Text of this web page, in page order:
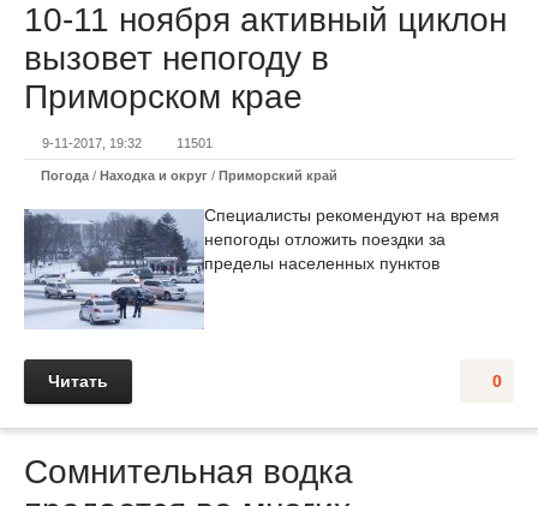
10-11 ноября активный циклон
вызовет непогоду в
Приморском крае
9-11-2017, 19:32 11501
Погода / Находка и округ / Приморский край
Специалисты рекомендуют на время
непогоды отложить поездки за
пределы населенных пунктов
0
Читать
Сомнительная водка